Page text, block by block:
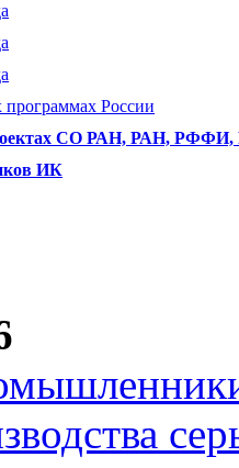
программах России
СО РАН, РАН,
ИК